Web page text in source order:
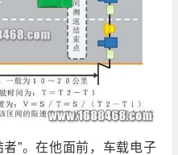
”。在他面前，车载电子